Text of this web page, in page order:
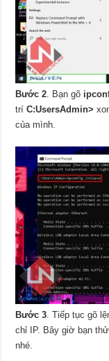
Bước 2. Bạn gõ
tríC:UsersAdmin>
của mình.
Bước 3. Tiếp tục gõ
chỉ IP. Bây giờ bạn
nhé.